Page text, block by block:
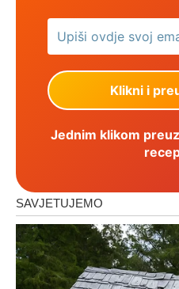
Jednim klikom